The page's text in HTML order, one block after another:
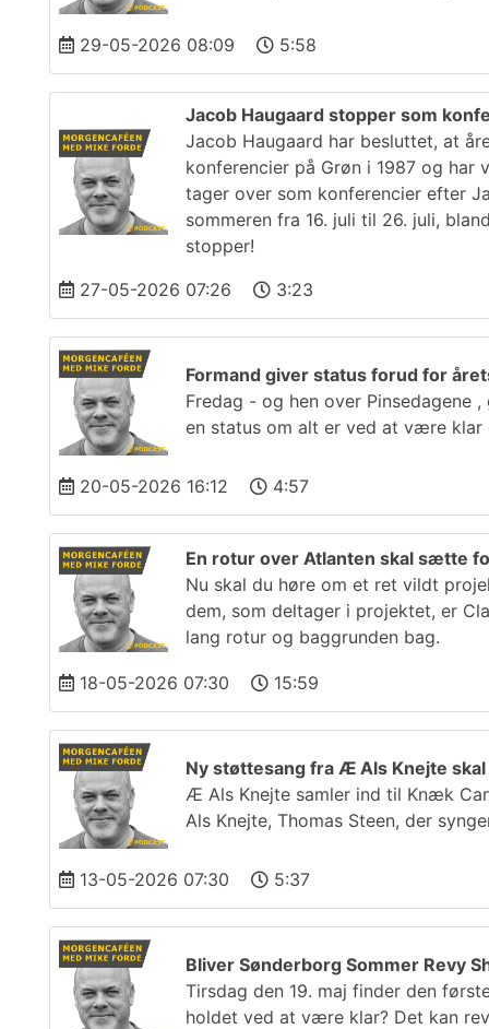
29-05-2026 08:09 5:58
Jacob Haugaard stopper som
Jacob Haugaard har besluttet, at
konferencier på Grøn i 1987 og
tager over som konferencier efter
sommeren fra 16. juli til 26. juli,
stopper!
27-05-2026 07:26
3:23
Formand giver status forud for
Fredag - og hen over Pinsedagene
en status om alt er ved at være
20-05-2026 16:12 4:57
En rotur over Atlanten skal sætte
Nu skal du høre om et ret vildt
dem, som deltager i projektet, er
lang rotur og baggrunden bag.
18-05-2026 07:30 15:59
Ny støttesang fra Æ Als Knejte
Æ Als Knejte samler ind til Knæk
Als Knejte, Thomas Steen, der
13-05-2026 07:30 5:37
Bliver Sønderborg Sommer Revy
Tirsdag den 19. maj finder den
holdet ved at være klar? Det kan